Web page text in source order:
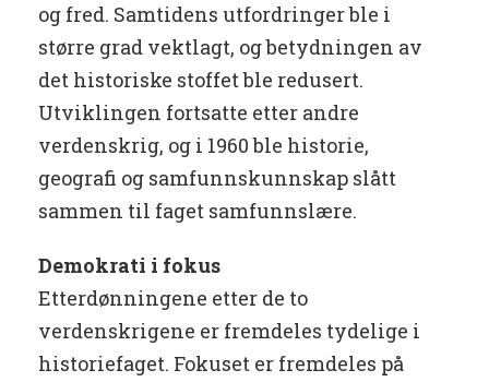
og fred. Samtidens utfordringer ble i
større grad vektlagt, og betydningen av
det historiske stoffet ble redusert.
Utviklingen fortsatte etter andre
verdenskrig, og i 1960 ble historie,
geografi og samfunnskunnskap slått
sammen til faget samfunnslære.
Demokrati i fokus
Etterdønningene etter de to
verdenskrigene er fremdeles tydelige i
historiefaget. Fokuset er fremdeles på